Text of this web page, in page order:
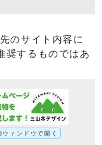
のサイト内容に
奨するものではあ
ウィンドウで開く